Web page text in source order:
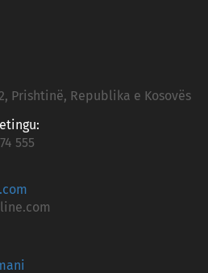
Prishtinë, Republika e Kosovës
555